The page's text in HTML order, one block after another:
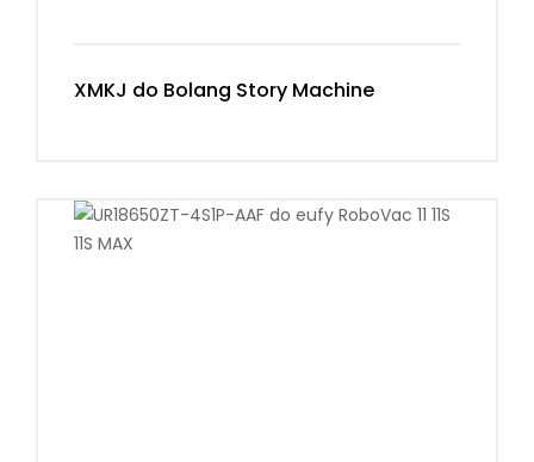
XMKJ do Bolang Story Machine